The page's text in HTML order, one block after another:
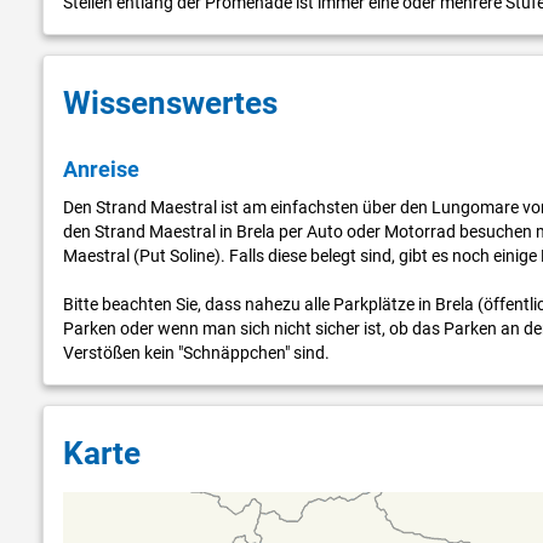
Wissenswertes
Anreise
Den Strand Maestral ist am einfachsten über den Lungomare
den Strand Maestral in Brela per Auto oder Motorrad
Maestral (Put Soline). Falls diese belegt sind, gibt es noch
Bitte beachten Sie, dass nahezu alle Parkplätze in Brela
Parken oder wenn man sich nicht sicher ist, ob das Parken an
Verstößen kein "Schnäppchen" sind.
Karte